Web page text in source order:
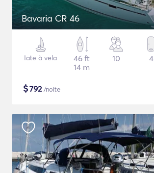
Bavaria CR 46
Iate à vela
46 ft
14 m
10 4
$792/noite